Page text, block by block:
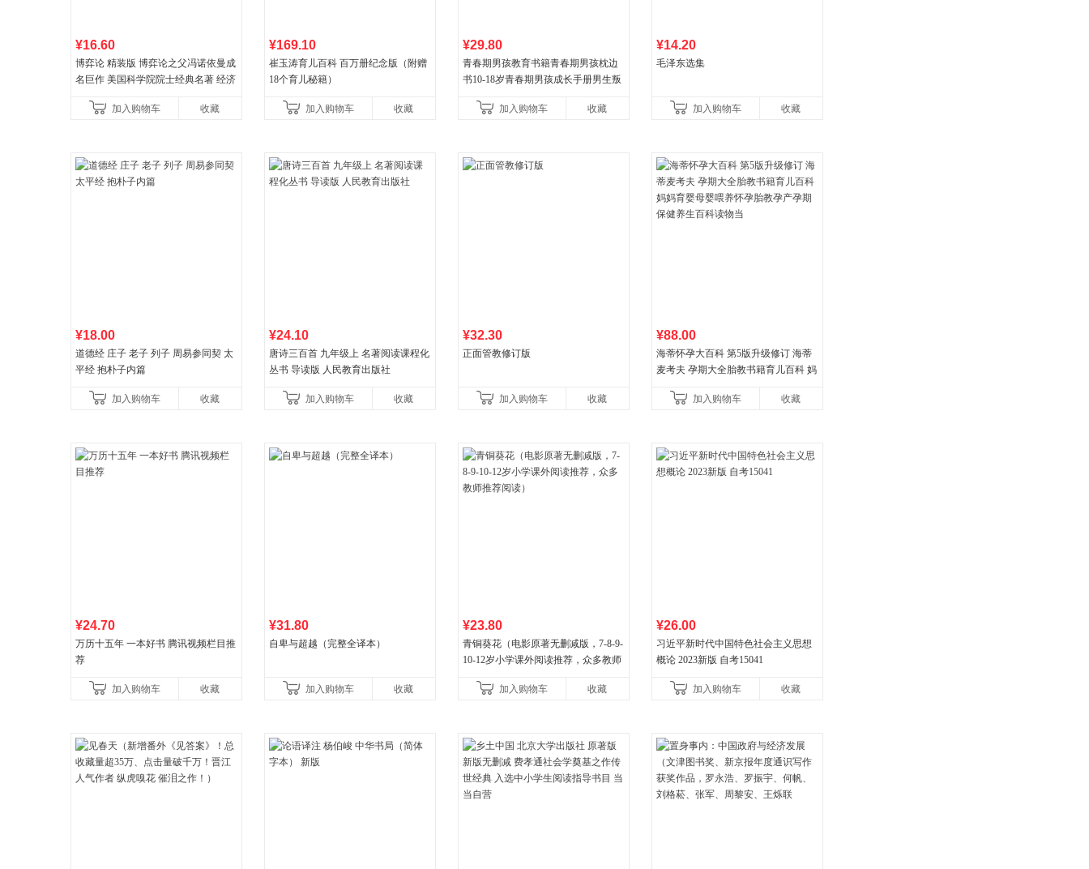
¥16.60
博弈论 精装版 博弈论之父冯诺依曼成
名巨作 美国科学院院士经典名著 经济
加入购物车
收藏
¥169.10
崔玉涛育儿百科 百万册纪念版（附赠
18个育儿秘籍）
加入购物车 收藏
¥29.80
青春期男孩教育书籍青春期男孩枕边
书10-18岁青春期男孩成长手册男生叛
育书
加入购物车 收藏
¥14.20
毛泽东选集
加入购物车 收藏
¥18.00
道德经 庄子 老子 列子 周易参同契 太
平经 抱朴子内篇
加入购物车 收藏
¥24.10
唐诗三百首 九年级上 名著阅读课程化
丛书 导读版 人民教育出版社
加入购物车 收藏
¥32.30
正面管教修订版
加入购物车 收藏
¥88.00
海蒂怀孕大百科 第5版升级修订 海蒂
麦考夫 孕期大全胎教书籍育儿百科 妈
健养生百科读物当
加入购物车 收藏
¥24.70
万历十五年 一本好书 腾讯视频栏目推
荐
加入购物车 收藏
¥31.80
自卑与超越（完整全译本）
加入购物车 收藏
¥23.80
青铜葵花（电影原著无删减版，7-8-9-
10-12岁小学课外阅读推荐，众多教师
加入购物车
收藏
¥26.00
习近平新时代中国特色社会主义思想
概论 2023新版 自考15041
加入购物车 收藏